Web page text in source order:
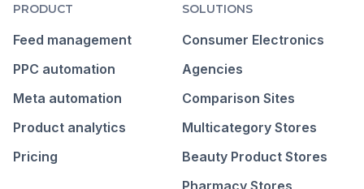
PRODUCT
Feed management
PPC automation
Meta automation
Product analytics
Pricing
SOLUTIONS
Consumer Electronics
Agencies
Comparison Sites
Multicategory Stores
Beauty Product Stores
Pharmacy Stores